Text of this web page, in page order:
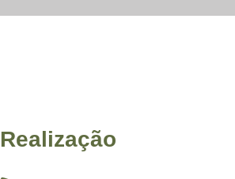
Realização